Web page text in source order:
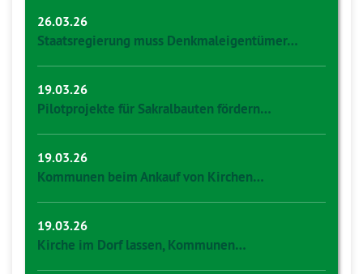
26.03.26
Staatsregierung muss Denkmaleigentümer…
19.03.26
Pilotprojekte für Sakralbauten fördern…
19.03.26
Kommunen beim Ankauf von Kirchen…
19.03.26
Kirche im Dorf lassen, Kommunen…